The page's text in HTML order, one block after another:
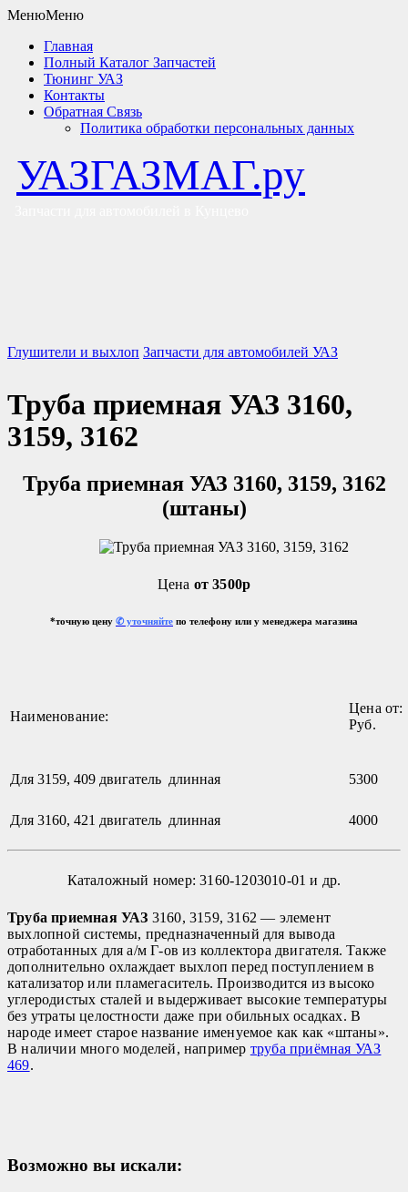
МенюМеню
Главная
Полный Каталог Запчастей
Тюнинг УАЗ
Контакты
Обратная Связь
Политика обработки персональных данных
УАЗГАЗМАГ.ру
Глушители и выхлоп Запчасти для автомобилей УАЗ
Труба приемная УАЗ 3160,
3159, 3162
Труба приемная УАЗ 3160, 3159, 3162
(штаны)
Цена от 3500р
*точную цену ✆ уточняйте по телефону или у менеджера магазина
Наименование:
Цена от:
Руб.
Для 3159, 409 двигатель длинная 5300
Для 3160, 421 двигатель длинная 4000
Каталожный номер: 3160-1203010-01 и др.
Труба приемная УАЗ 3160, 3159, 3162 — элемент
выхлопной системы, предназначенный для вывода
отработанных для а/м Г-ов из коллектора двигателя. Также
дополнительно охлаждает выхлоп перед поступлением в
катализатор или пламегаситель. Производится из высоко
углеродистых сталей и выдерживает высокие температуры
без утраты целостности даже при обильных осадках. В
народе имеет старое название именуемое как как «штаны».
В наличии много моделей, например труба приёмная УАЗ
469.
Возможно вы искали: